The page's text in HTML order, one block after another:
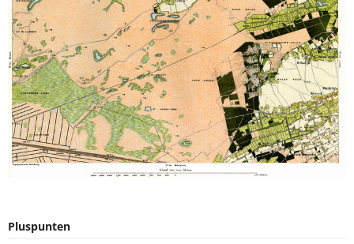
Pluspunten